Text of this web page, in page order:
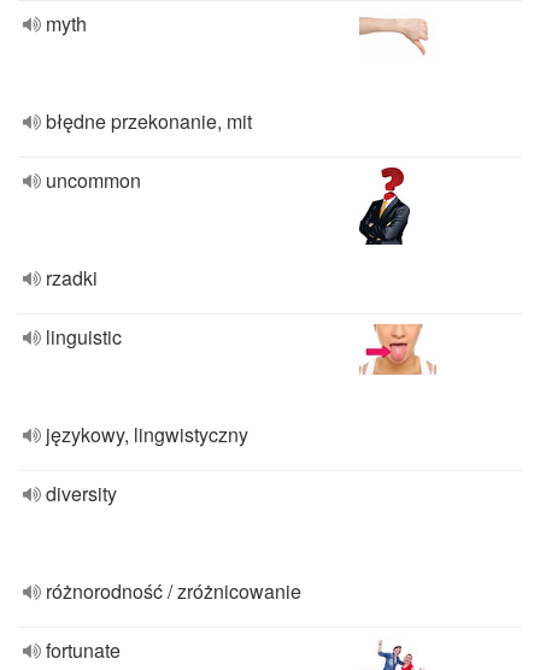
myth
błędne przekonanie, mit
uncommon
rzadki
linguistic
językowy, lingwistyczny
diversity
różnorodność / zróżnicowanie
fortunate